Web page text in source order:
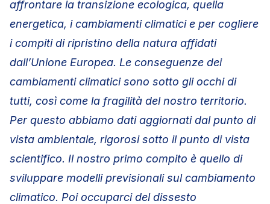
affrontare la transizione ecologica, quella
energetica, i cambiamenti climatici e per cogliere
i compiti di ripristino della natura affidati
dall’Unione Europea. Le conseguenze dei
cambiamenti climatici sono sotto gli occhi di
tutti, così come la fragilità del nostro territorio.
Per questo abbiamo dati aggiornati dal punto di
vista ambientale, rigorosi sotto il punto di vista
scientifico. Il nostro primo compito è quello di
sviluppare modelli previsionali sul cambiamento
climatico. Poi occuparci del dissesto